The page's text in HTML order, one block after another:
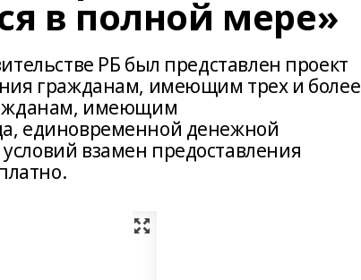
в полной мере»
РБ был представлен проект
гражданам, имеющим трех и более
имеющим
единовременной денежной
взамен предоставления